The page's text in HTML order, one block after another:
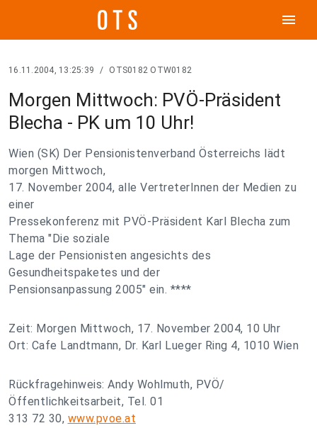
menu
16.11.2004, 13:25:39 / OTS0182 OTW0182
Morgen Mittwoch: PVÖ-Präsident
Blecha - PK um 10 Uhr!
Wien (SK) Der Pensionistenverband Österreichs lädt
morgen Mittwoch,
17. November 2004, alle VertreterInnen der Medien zu
einer
Pressekonferenz mit PVÖ-Präsident Karl Blecha zum
Thema "Die soziale
Lage der Pensionisten angesichts des
Gesundheitspaketes und der
Pensionsanpassung 2005" ein. ****
Zeit: Morgen Mittwoch, 17. November 2004, 10 Uhr
Ort: Cafe Landtmann, Dr. Karl Lueger Ring 4, 1010 Wien
Rückfragehinweis: Andy Wohlmuth, PVÖ/
Öffentlichkeitsarbeit, Tel. 01
313 72 30, www.pvoe.at